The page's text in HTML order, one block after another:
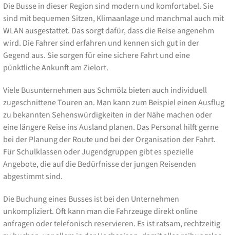
Die Busse in dieser Region sind modern und komfortabel. Sie
sind mit bequemen Sitzen, Klimaanlage und manchmal auch mit
WLAN ausgestattet. Das sorgt dafür, dass die Reise angenehm
wird. Die Fahrer sind erfahren und kennen sich gut in der
Gegend aus. Sie sorgen für eine sichere Fahrt und eine
pünktliche Ankunft am Zielort.
Viele Busunternehmen aus Schmölz bieten auch individuell
zugeschnittene Touren an. Man kann zum Beispiel einen Ausflug
zu bekannten Sehenswürdigkeiten in der Nähe machen oder
eine längere Reise ins Ausland planen. Das Personal hilft gerne
bei der Planung der Route und bei der Organisation der Fahrt.
Für Schulklassen oder Jugendgruppen gibt es spezielle
Angebote, die auf die Bedürfnisse der jungen Reisenden
abgestimmt sind.
Die Buchung eines Busses ist bei den Unternehmen
unkompliziert. Oft kann man die Fahrzeuge direkt online
anfragen oder telefonisch reservieren. Es ist ratsam, rechtzeitig